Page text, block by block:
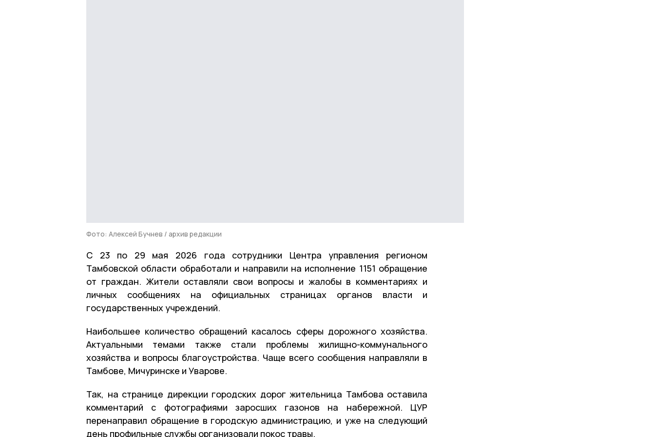
Фото: Алексей Бучнев / архив редакции
С 23 по 29 мая 2026 года сотрудники Центра управления регионом
Тамбовской области обработали и направили на исполнение 1151 обращение
от граждан. Жители оставляли свои вопросы и жалобы в комментариях и
личных сообщениях на официальных страницах органов власти и
государственных учреждений.
Наибольшее количество обращений касалось сферы дорожного хозяйства.
Актуальными темами также стали проблемы жилищно-коммунального
хозяйства и вопросы благоустройства. Чаще всего сообщения направляли в
Тамбове, Мичуринске и Уварове.
Так, на странице дирекции городских дорог жительница Тамбова оставила
комментарий с фотографиями заросших газонов на набережной. ЦУР
перенаправил обращение в городскую администрацию, и уже на следующий
день профильные службы организовали покос травы.